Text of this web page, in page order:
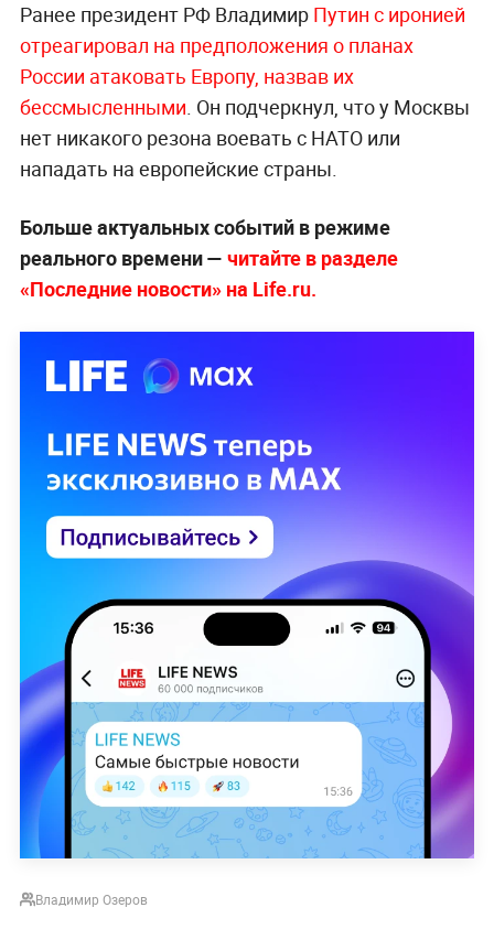
Ранее президент РФ Владимир Путин с иронией
отреагировал на предположения о планах
России атаковать Европу, назвав их
бессмысленными. Он подчеркнул, что у Москвы
нет никакого резона воевать с НАТО или
нападать на европейские страны.
Больше актуальных событий в режиме
реального времени — читайте в разделе
«Последние новости» на Life.ru.
Владимир Озеров